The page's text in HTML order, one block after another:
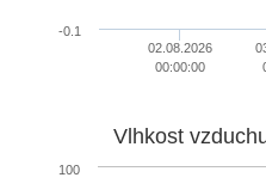
02.08.2026
00:00:00
-0.1
Vlhkost
100